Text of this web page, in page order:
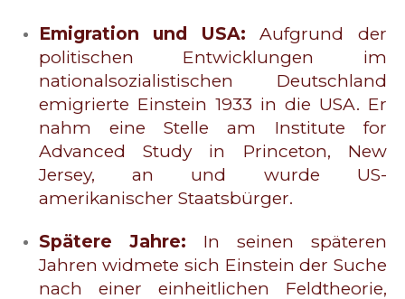
Emigration und USA: Aufgrund der
politischen Entwicklungen im
nationalsozialistischen Deutschland
emigrierte Einstein 1933 in die USA. Er
nahm eine Stelle am Institute for
Advanced Study in Princeton, New
Jersey, an und wurde US-
amerikanischer Staatsbürger.
Spätere Jahre: In seinen späteren
Jahren widmete sich Einstein der Suche
nach einer einheitlichen Feldtheorie,